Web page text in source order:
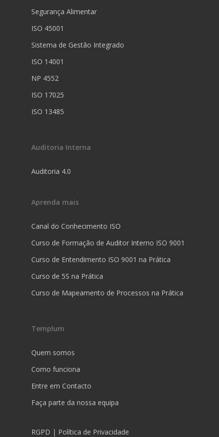
Segurança Alimentar
ISO 45001
Sistema de Gestão Integrado
ISO 14001
NP 4552
ISO 17025
ISO 13485
Auditoria Interna
Auditoria 4.0
Aprenda mais
Canal do Conhecimento ISO
Curso de Formação de Auditor Interno ISO 9001
Curso de Entendimento ISO 9001 na Prática
Curso de 5S na Prática
Curso de Mapeamento de Processos na Prática
Templum
Quem somos
Como funciona
Entre em Contacto
Faça parte da nossa equipa
RGPD | Política de Privacidade